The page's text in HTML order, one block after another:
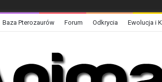
Baza Pterozaurów Forum Odkrycia Ewolucja i